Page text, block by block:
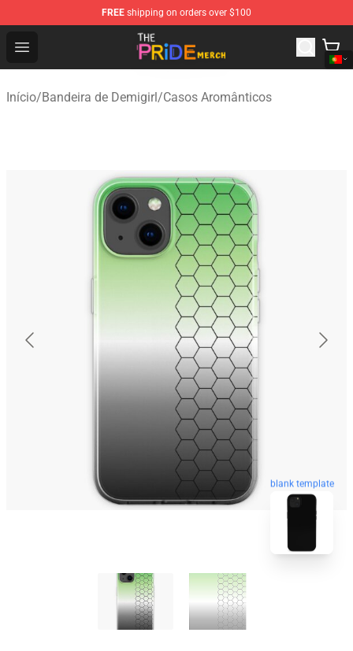
FREE shipping on orders over $100
Open menu
The Pride Shop - Official The Pride Merchandise Store
Início/Bandeira de Demigirl/Casos Aromânticos
blank template